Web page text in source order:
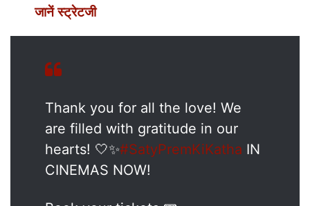
जानें स्ट्रेटजी
Thank you for all the love! We
are filled with gratitude in our
hearts! 🤍✨#SatyPremKiKatha IN
CINEMAS NOW!